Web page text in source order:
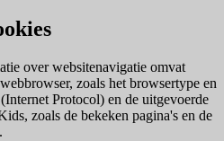
over websitenavigatie omvat
zoals het browsertype en
Protocol) en de uitgevoerde
zoals de bekeken pagina's en de